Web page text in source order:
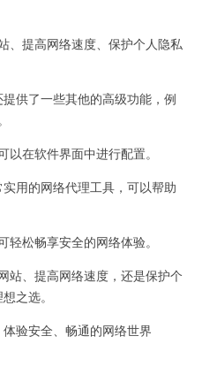
提高网络速度、保护个人隐私
供了一些其他的高级功能，例
在软件界面中进行配置。
用的网络代理工具，可以帮助
松畅享安全的网络体验。
、提高网络速度，还是保护个
之选。
验安全、畅通的网络世界